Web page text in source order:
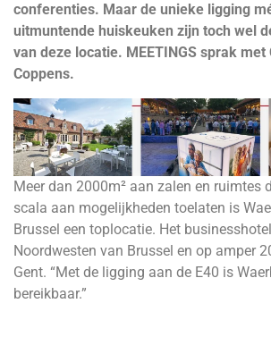
conferenties. Maar de unieke ligging
uitmuntende huiskeuken zijn toch wel
van deze locatie. MEETINGS sprak met
Coppens.
Meer dan 2000m² aan zalen en ruimtes
scala aan mogelijkheden toelaten is
Brussel een toplocatie. Het
Noordwesten van Brussel en op amper
Gent. “Met de ligging aan de E40 is
bereikbaar.”